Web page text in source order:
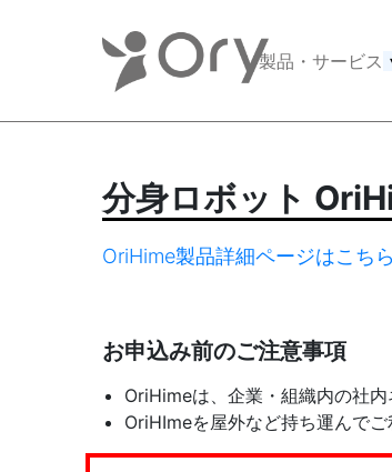
製品・サービス
分身ロボット
OriHime製品詳細ページはこちら
お申込み前のご注意事項
OriHimeは、企業・組織内の社
OriHImeを屋外など持ち運んで